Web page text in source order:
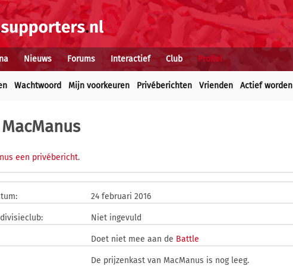
Nieuws Forums Interactief Club Profiel
Wachtwoord Mijn voorkeuren Privéberichten Vrienden Actief worden
een privébericht.
24 februari 2016
Niet ingevuld
Doet niet mee aan de Battle
De prijzenkast van MacManus is nog leeg.